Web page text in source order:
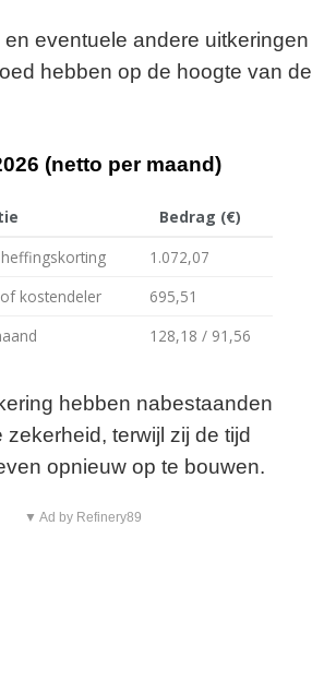
eventuele andere uitkeringen
hebben op de hoogte van de
(netto per maand)
Bedrag (€)
1.072,07
kostendeler
695,51
128,18 / 91,56
hebben nabestaanden
terwijl zij de tijd
opnieuw op te bouwen.
▼ Ad by Refinery89